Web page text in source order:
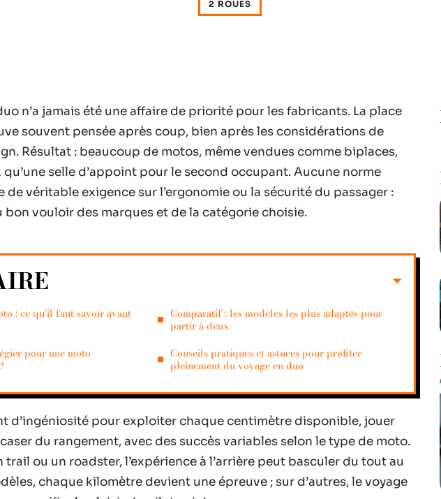
2 ROUES
n’a jamais été une affaire de priorité pour les fabricants. La place
souvent pensée après coup, bien après les considérations de
Résultat : beaucoup de motos, même vendues comme biplaces,
selle d’appoint pour le second occupant. Aucune norme
de véritable exigence sur l’ergonomie ou la sécurité du passager :
vouloir des marques et de la catégorie choisie.
: ce qu’il faut savoir avant
pour une moto
Comparatif : les modèles les plus adaptés pour
partir à deux
Conseils pratiques et astuces pour profiter
pleinement du voyage en duo
d’ingéniosité pour exploiter chaque centimètre disponible, jouer
du rangement, avec des succès variables selon le type de moto.
trail ou un roadster, l’expérience à l’arrière peut basculer du tout au
chaque kilomètre devient une épreuve ; sur d’autres, le voyage